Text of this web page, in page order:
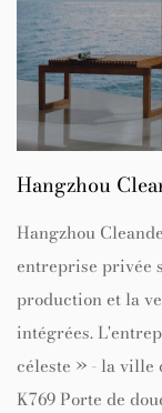
Hangzhou
Hangzhou
entreprise privée
production et la
intégrées.
céleste » - la ville
K769 Porte de